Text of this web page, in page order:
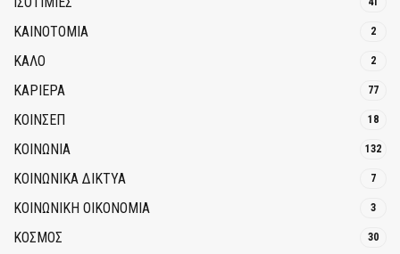
ΚΑΙΝΟΤΟΜΊΑ 2
ΚΑΛΟ 2
ΚΑΡΙΕΡΑ 77
ΚΟΙΝΣΕΠ 18
ΚΟΙΝΩΝΙΑ 132
ΚΟΙΝΩΝΙΚΆ ΔΊΚΤΥΑ 7
ΚΟΙΝΩΝΙΚΉ ΟΙΚΟΝΟΜΊΑ 3
ΚΟΣΜΟΣ 30